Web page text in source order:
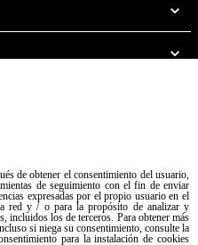
reservados. Reg. Imp. Padova
Privacy policy Cookie policy
de obtener el consentimiento del usuario,
de seguimiento con el fin de enviar
expresadas por el propio usuario en el
red y / o para la propósito de analizar y
incluidos los de terceros. Para obtener más
si niega su consentimiento, consulte la
para la instalación de cookies